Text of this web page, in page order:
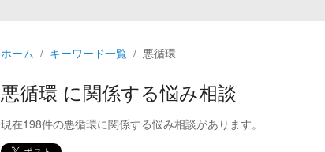
ホーム キーワード一覧 悪循環
悪循環 に関係する悩み相談
現在198件の悪循環に関係する悩み相談があります。